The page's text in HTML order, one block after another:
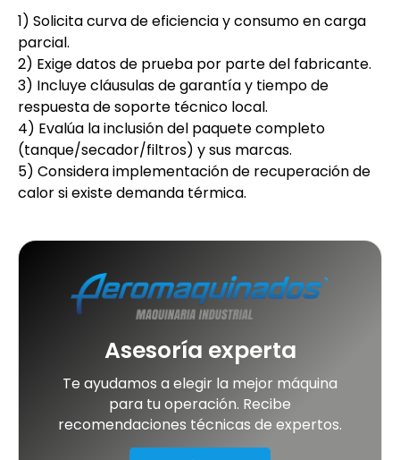
1) Solicita curva de eficiencia y consumo en carga
parcial.
2) Exige datos de prueba por parte del fabricante.
3) Incluye cláusulas de garantía y tiempo de
respuesta de soporte técnico local.
4) Evalúa la inclusión del paquete completo
(tanque/secador/filtros) y sus marcas.
5) Considera implementación de recuperación de
calor si existe demanda térmica.
Asesoría experta
Te ayudamos a elegir la mejor máquina
para tu operación. Recibe
recomendaciones técnicas de expertos.